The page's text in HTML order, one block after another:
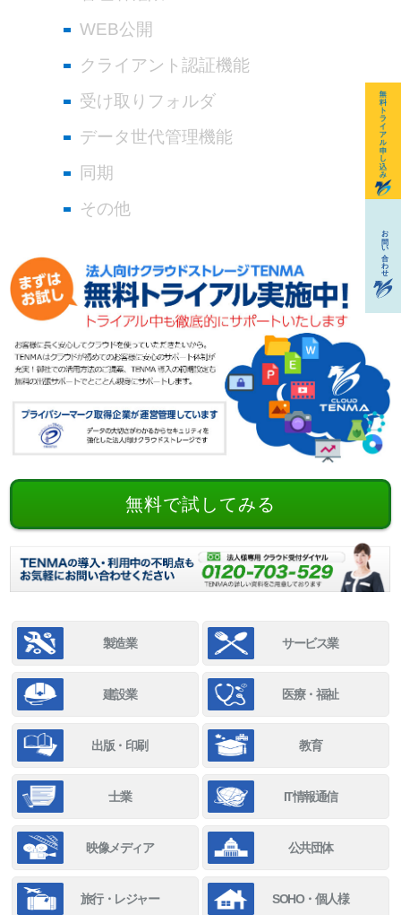
WEB公開
クライアント認証機能
受け取りフォルダ
データ世代管理機能
同期
その他
無料で試してみる
製造業 サービス業
建設業 医療・福祉
出版・印刷 教育
士業 IT情報通信
映像メディア 公共団体
旅行・レジャー SOHO・個人様